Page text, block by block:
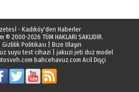
- Kadıköy'den Haberler
© 2000-2026 TÜM HAKLARI SAKLIDIR.
Gizlilik Politikası
Bize Ulaşın
suyu test cihazi
jakuzi jeti duz model
bahcehavuz.com Acil Dişçi